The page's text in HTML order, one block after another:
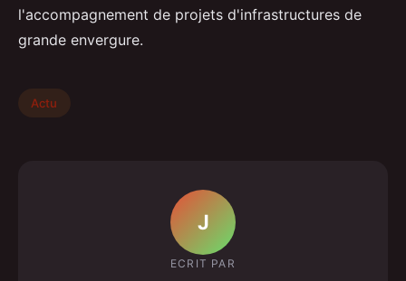
l'accompagnement de projets d'infrastructures de
grande envergure.
Actu
J
ECRIT PAR